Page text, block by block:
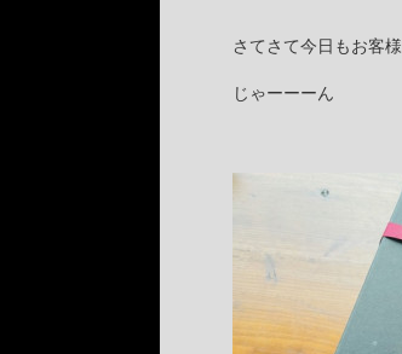
さてさて今日もお客
じゃーーーん